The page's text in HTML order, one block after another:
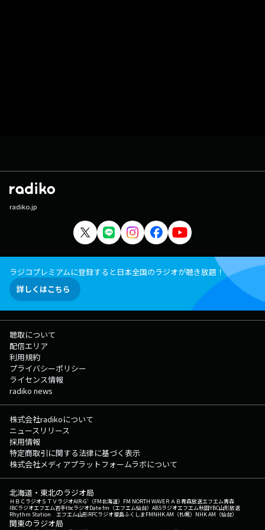
radiko.jp
ラジコプレミアムに登録すると日本全国のラジオが聴き放題！
詳しくはこちら
聴取について
配信エリア
利用規約
プライバシーポリシー
ライセンス情報
radiko news
株式会社radikoについて
ニュースリリース
採用情報
特定商取引に関する法律に基づく表示
株式会社メディアプラットフォームラボについて
北海道・東北のラジオ局
ＨＢＣラジオＳＴＶラジオAIR-G'（FM北海道） FM NORTH WAVEＲＡＢ青森放送エフエム青森
IBCラジオエフエム岩手tbcラジオDate fm（エフエム仙台） ABSラジオエフエム秋田YBC山形放送
Rhythm Station エフエム山形RFCラジオ福島ふくしまFMNHK AM（札幌） NHK AM（仙台）
関東のラジオ局